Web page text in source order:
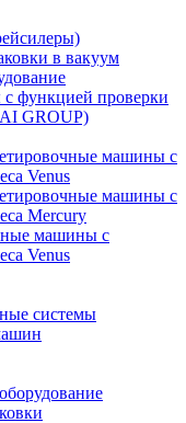
в вакуум
функцией проверки
GROUP)
машины с
Venus
машины с
Mercury
машины с
Venus
системы